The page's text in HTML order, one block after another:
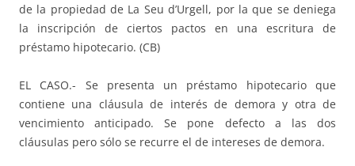
de la propiedad de La Seu d’Urgell, por la que se deniega
la inscripción de ciertos pactos en una escritura de
préstamo hipotecario. (CB)
EL CASO.- Se presenta un préstamo hipotecario que
contiene una cláusula de interés de demora y otra de
vencimiento anticipado. Se pone defecto a las dos
cláusulas pero sólo se recurre el de intereses de demora.